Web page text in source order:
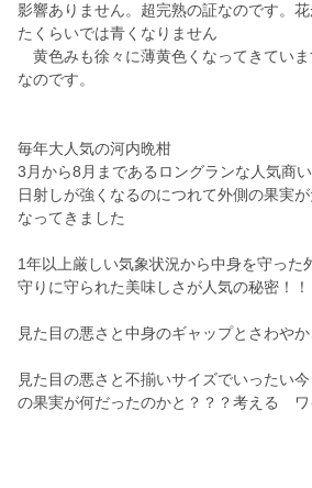
影響ありません。超完熟の証なのです。
たくらいでは青くなりません
黄色みも徐々に薄黄色くなってきてい
なのです。
毎年大人気の河内晩柑
3月から8月まであるロングランな人気商
日射しが強くなるのにつれて外側の果実
なってきました
1年以上厳しい気象状況から中身を守った
守りに守られた美味しさが人気の秘密！！
見た目の悪さと中身のギャップとさわや
見た目の悪さと不揃いサイズでいったい
の果実が何だったのかと？？？考える ワ